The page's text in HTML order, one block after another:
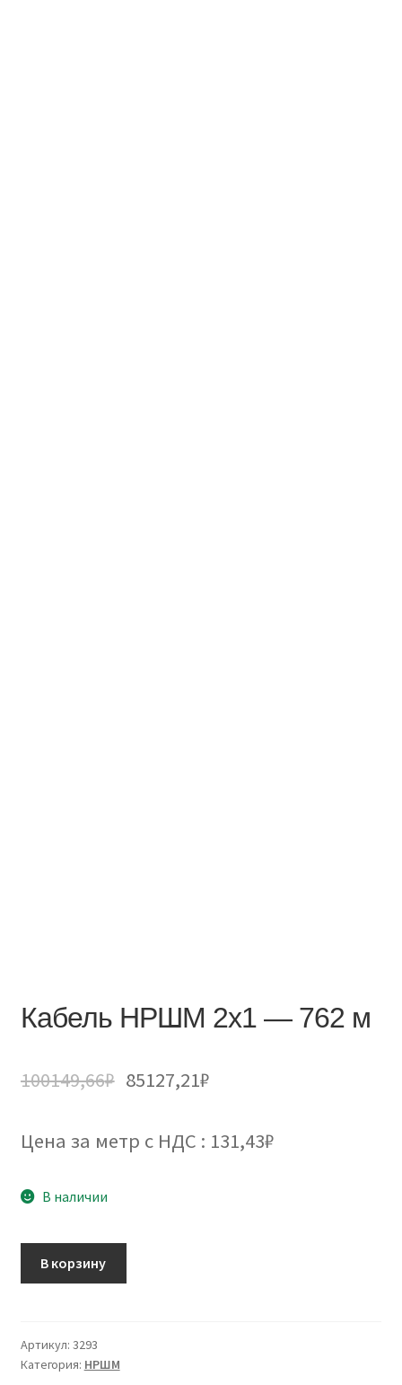
Кабель НРШМ 2х1 — 762 м
100149,66₽ 85127,21₽
Цена за метр с НДС : 131,43₽
В наличии
2х1
-
В корзину
Артикул: 3293
Категория: НРШМ